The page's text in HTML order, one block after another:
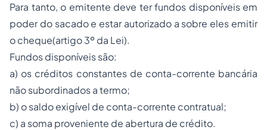
Para tanto, o emitente deve ter fundos disponíveis em
poder do sacado e estar autorizado a sobre eles emitir
o cheque(artigo 3º da Lei).
Fundos disponíveis são:
a) os créditos constantes de conta-corrente bancária
não subordinados a termo;
b) o saldo exigível de conta-corrente contratual;
c) a soma proveniente de abertura de crédito.